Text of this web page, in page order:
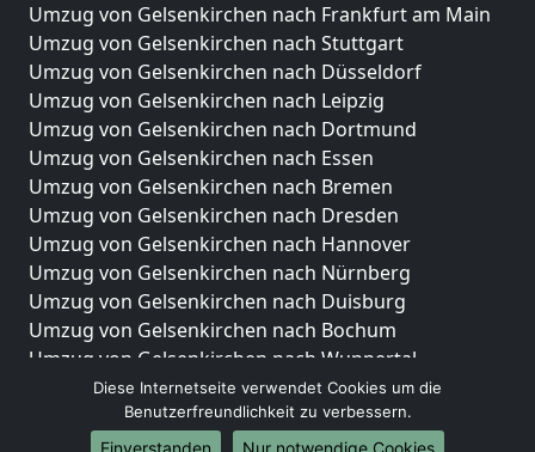
Umzug von Gelsenkirchen nach Frankfurt am Main
Umzug von Gelsenkirchen nach Stuttgart
Umzug von Gelsenkirchen nach Düsseldorf
Umzug von Gelsenkirchen nach Leipzig
Umzug von Gelsenkirchen nach Dortmund
Umzug von Gelsenkirchen nach Essen
Umzug von Gelsenkirchen nach Bremen
Umzug von Gelsenkirchen nach Dresden
Umzug von Gelsenkirchen nach Hannover
Umzug von Gelsenkirchen nach Nürnberg
Umzug von Gelsenkirchen nach Duisburg
Umzug von Gelsenkirchen nach Bochum
Umzug von Gelsenkirchen nach Wuppertal
Umzug von Gelsenkirchen nach Bielefeld
Umzug von Gelsenkirchen nach Bonn
Umzug von Gelsenkirchen nach Münster
Diese Internetseite verwendet Cookies um die
Benutzerfreundlichkeit zu verbessern.
Einverstanden
Nur notwendige Cookies